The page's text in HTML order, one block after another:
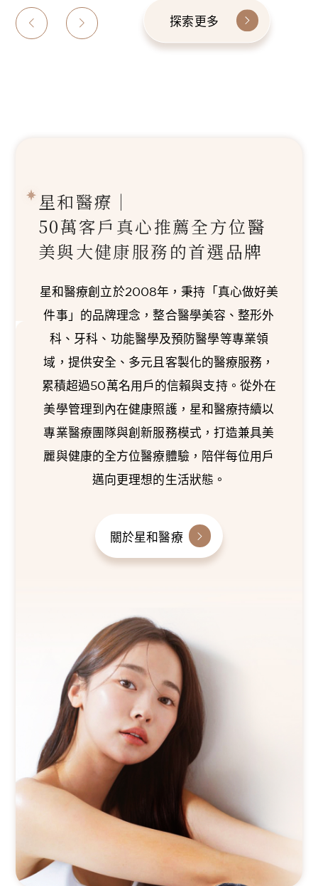
探索更多
星和醫療｜
50萬客戶真心推薦全方位醫
美與大健康服務的首選品牌
星和醫療創立於2008年，秉持「真心做好美
件事」的品牌理念，整合醫學美容、整形外
科、牙科、功能醫學及預防醫學等專業領
域，提供安全、多元且客製化的醫療服務，
累積超過50萬名用戶的信賴與支持。從外在
美學管理到內在健康照護，星和醫療持續以
專業醫療團隊與創新服務模式，打造兼具美
麗與健康的全方位醫療體驗，陪伴每位用戶
邁向更理想的生活狀態。
關於星和醫療